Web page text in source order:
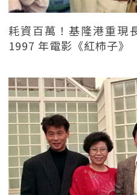
耗資百萬！基隆港重現
1997 年電影《紅柿子》